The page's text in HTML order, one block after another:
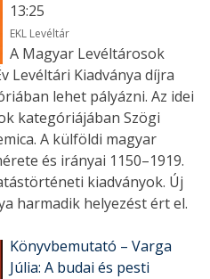
13:25
EKL Levéltár
A Magyar Levéltárosok
Levéltári Kiadványa díjra
lehet pályázni. Az idei
kategóriájában Szögi
A külföldi magyar
és irányai 1150–1919.
kiadványok. Új
harmadik helyezést ért el.
Könyvbemutató – Varga
Júlia: A budai és pesti